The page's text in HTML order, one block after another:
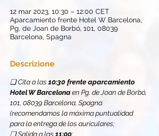
12 mar 2023, 10:30 – 12:00 CET
Aparcamiento frente Hotel W Barcelona,
Pg. de Joan de Borbó, 101, 08039
Barcelona, Spagna
Descrizione
❏ Cita a las 10:30 frente aparcamiento
Hotel W Barcelona en Pg. de Joan de Borbó,
101, 08039 Barcelona, Spagna
(recomendamos la máxima puntualidad
para la entrega de los auriculares;
❏ Salida a las 11:00;